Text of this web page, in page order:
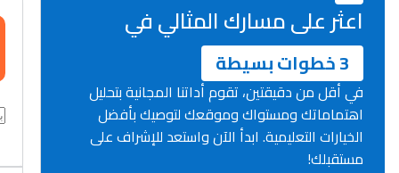
اعثر على مسارك المثالي في
3 خطوات بسيطة
في أقل من دقيقتين، تقوم أداتنا المجانية بتحليل
اهتماماتك ومستواك وموقعك لتوصيك بأفضل
الخيارات التعليمية. ابدأ الآن واستعد للإشراف على
مستقبلك!